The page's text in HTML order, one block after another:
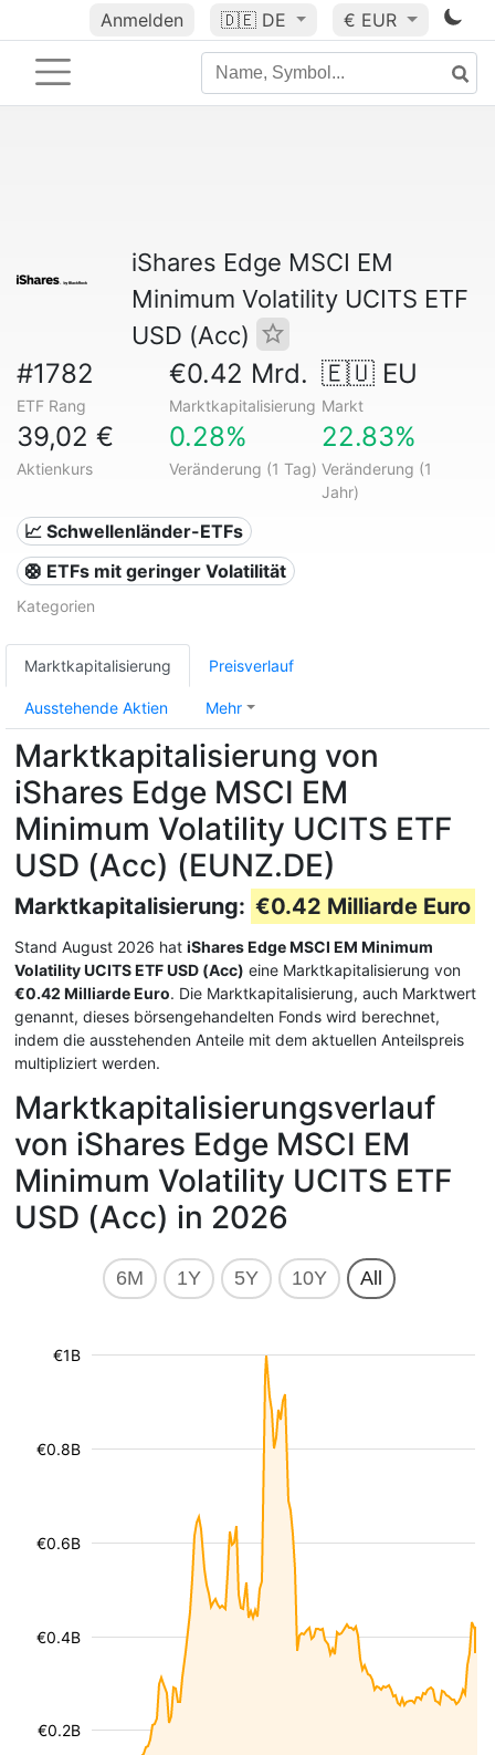
Anmelden 🇩🇪 DE € EUR
iShares Edge MSCI EM
Minimum Volatility UCITS ETF
USD (Acc)
#1782
ETF Rang
€0.42 Mrd.
Marktkapitalisierung
🇪🇺 EU
Markt
39,02 €
Aktienkurs
0.28%
Veränderung (1 Tag)
22.83%
Veränderung (1
Jahr)
📈 Schwellenländer-ETFs
🛟 ETFs mit geringer Volatilität
Kategorien
Marktkapitalisierung Preisverlauf
Ausstehende Aktien Mehr
Marktkapitalisierung von
iShares Edge MSCI EM
Minimum Volatility UCITS ETF
USD (Acc) (EUNZ.DE)
Marktkapitalisierung: €0.42 Milliarde Euro
Stand August 2026 hat iShares Edge MSCI EM Minimum
Volatility UCITS ETF USD (Acc) eine Marktkapitalisierung von
€0.42 Milliarde Euro. Die Marktkapitalisierung, auch Marktwert
genannt, dieses börsengehandelten Fonds wird berechnet,
indem die ausstehenden Anteile mit dem aktuellen Anteilspreis
multipliziert werden.
Marktkapitalisierungsverlauf
von iShares Edge MSCI EM
Minimum Volatility UCITS ETF
USD (Acc) in 2026
6M 1Y 5Y 10Y All
€0.2B
€0.4B
€0.6B
€0.8B
€1B